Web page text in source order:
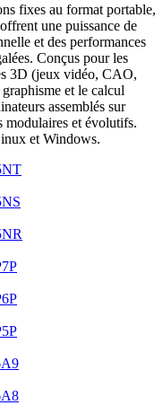
fixes au format portable,
une puissance de
et des performances
Conçus pour les
3D (jeux vidéo, CAO,
et le calcul
assemblés sur
modulaires et évolutifs.
et Windows.